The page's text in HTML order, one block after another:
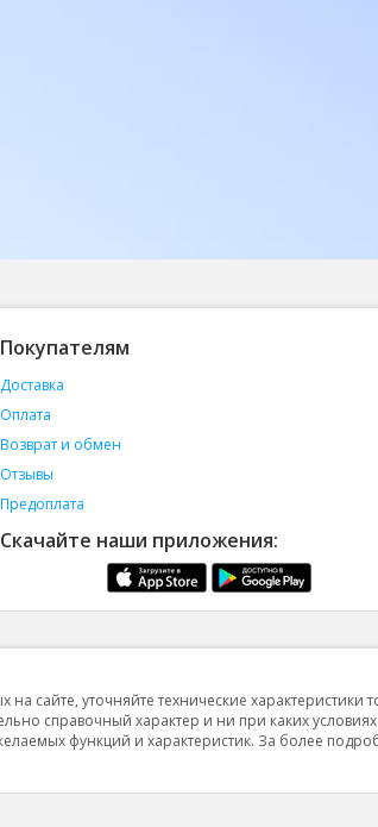
Покупателям
Доставка
Оплата
Возврат и обмен
Отзывы
Предоплата
Скачайте наши приложения:
на сайте, уточняйте технические
справочный характер и ни при каких
функций и характеристик. За более